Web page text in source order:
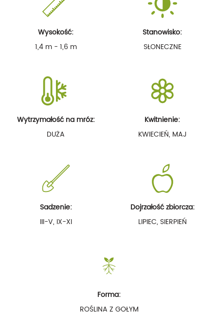
Wysokość:
1,4 m - 1,6 m
Stanowisko:
SŁONECZNE
Wytrzymałość na mróz:
DUŻA
Kwitnienie:
KWIECIEŃ, MAJ
Sadzenie:
III-V, IX-XI
Dojrzałość zbiorcza:
LIPIEC, SIERPIEŃ
Forma:
ROŚLINA Z GOŁYM